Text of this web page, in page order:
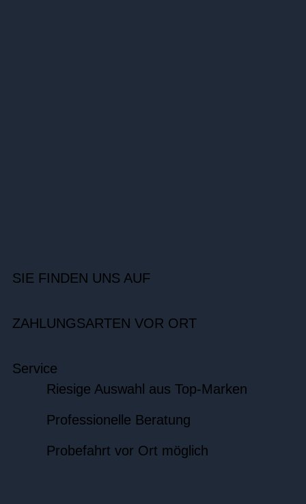
SIE FINDEN UNS AUF
ZAHLUNGSARTEN VOR ORT
Service
Riesige Auswahl aus Top-Marken
Professionelle Beratung
Probefahrt vor Ort möglich